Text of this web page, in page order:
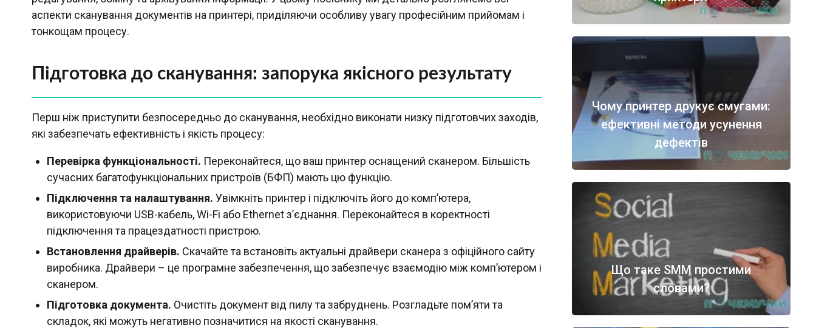
аспекти сканування документів на принтері, приділяючи особливу увагу професійним прийомам і
тонкощам процесу.
Підготовка до сканування: запорука якісного результату
Перш ніж приступити безпосередньо до сканування, необхідно виконати низку підготовчих заходів,
які забезпечать ефективність і якість процесу:
Перевірка функціональності. Переконайтеся, що ваш принтер оснащений сканером. Більшість
сучасних багатофункціональних пристроїв (БФП) мають цю функцію.
Підключення та налаштування. Увімкніть принтер і підключіть його до комп’ютера,
використовуючи USB-кабель, Wi-Fi або Ethernet з’єднання. Переконайтеся в коректності
підключення та працездатності пристрою.
Встановлення драйверів. Скачайте та встановіть актуальні драйвери сканера з офіційного сайту
виробника. Драйвери – це програмне забезпечення, що забезпечує взаємодію між комп’ютером і
сканером.
Підготовка документа. Очистіть документ від пилу та забруднень. Розгладьте пом’яти та
складок, які можуть негативно позначитися на якості сканування.
Чому принтер друкує смугами:
ефективні методи усунення
дефектів
Що таке SMM простими
словами?